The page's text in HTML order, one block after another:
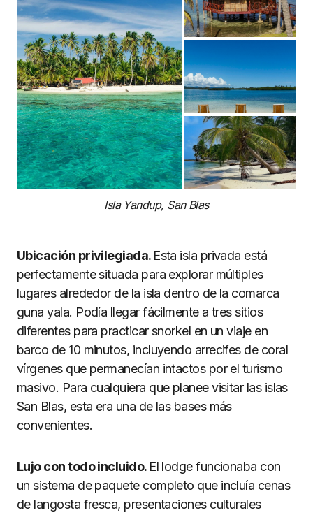
Isla Yandup, San Blas
Ubicación privilegiada. Esta isla privada está
perfectamente situada para explorar múltiples
lugares alrededor de la isla dentro de la comarca
guna yala. Podía llegar fácilmente a tres sitios
diferentes para practicar snorkel en un viaje en
barco de 10 minutos, incluyendo arrecifes de coral
vírgenes que permanecían intactos por el turismo
masivo. Para cualquiera que planee visitar las islas
San Blas, esta era una de las bases más
convenientes.
Lujo con todo incluido. El lodge funcionaba con
un sistema de paquete completo que incluía cenas
de langosta fresca, presentaciones culturales